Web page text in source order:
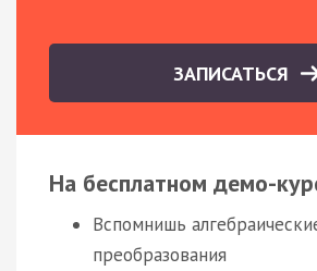
ЗАПИСАТЬСЯ
На бесплатном демо-
Вспомнишь
преобразования